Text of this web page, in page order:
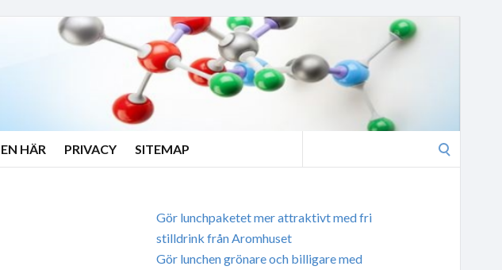
HÄR PRIVACY SITEMAP
Gör lunchpaketet mer attraktivt med fri
stilldrink från Aromhuset
Gör lunchen grönare och billigare med